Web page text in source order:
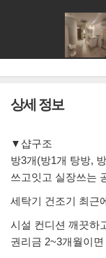
상세 정보
▼샵구조
방3개(방1개 탕방,
쓰고잇고 실장쓰는
세탁기 건조기 최근
시설 컨디션 깨끗하
권리금 2~3개월이